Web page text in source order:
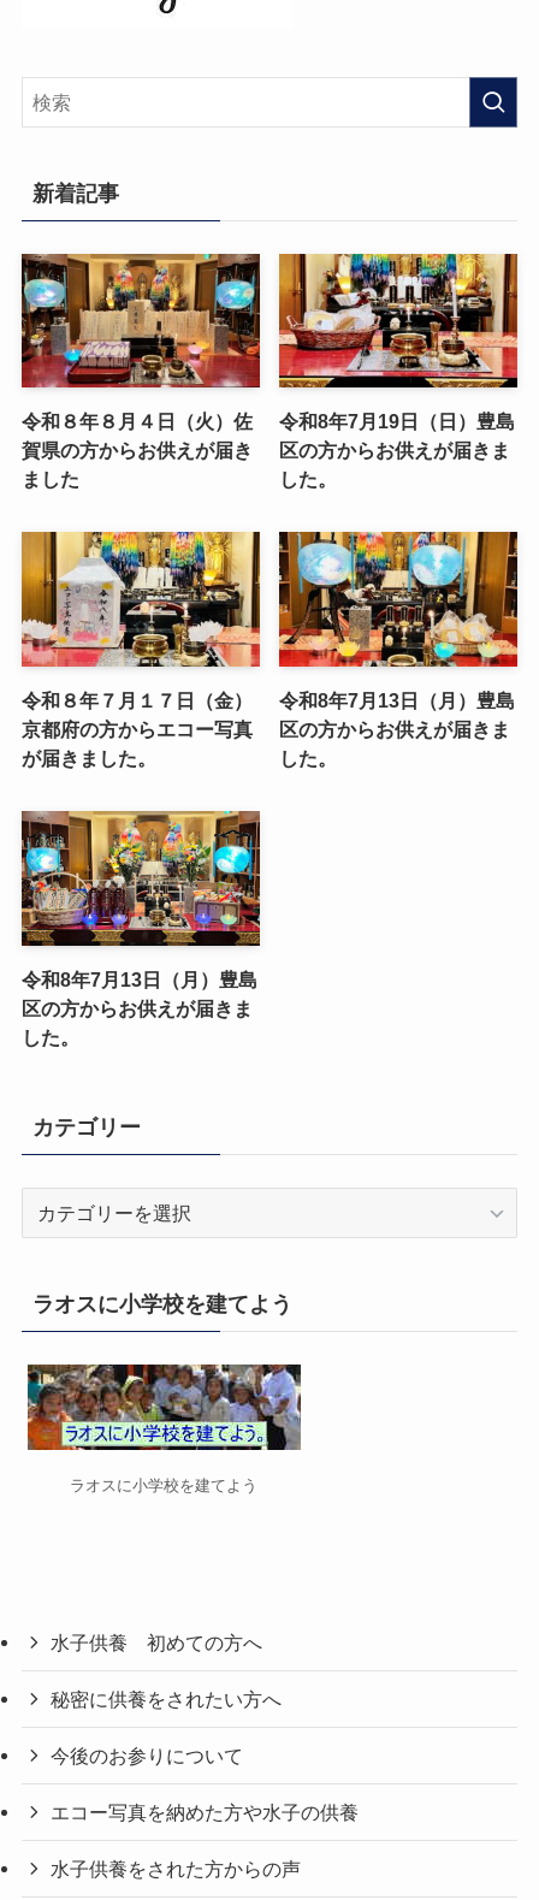
新着記事
令和８年８月４日（火）佐
賀県の方からお供えが届き
ました
令和8年7月19日（日）豊島
区の方からお供えが届きま
した。
令和８年７月１７日（金）
京都府の方からエコー写真
が届きました。
令和8年7月13日（月）豊島
区の方からお供えが届きま
した。
令和8年7月13日（月）豊島
区の方からお供えが届きま
した。
カテゴリー
リ
ラオスに小学校を建てよう
ラオスに小学校を建てよう
水子供養 初めての方へ
秘密に供養をされたい方へ
今後のお参りについて
エコー写真を納めた方や水子の供養
水子供養をされた方からの声